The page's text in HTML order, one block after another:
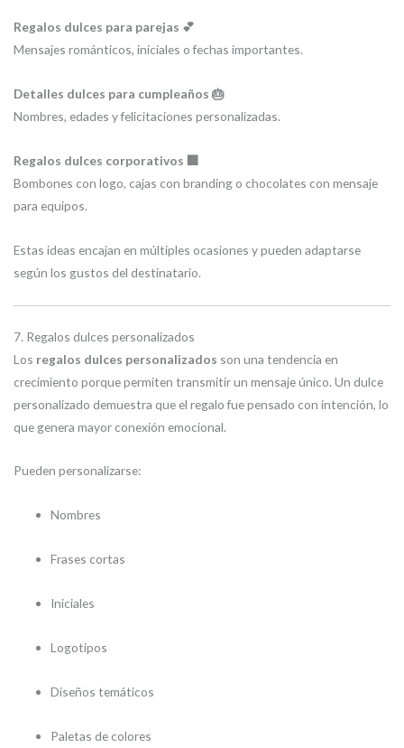
Regalos dulces para parejas 💕
Mensajes románticos, iniciales o fechas importantes.
Detalles dulces para cumpleaños 🎂
Nombres, edades y felicitaciones personalizadas.
Regalos dulces corporativos 🏢
Bombones con logo, cajas con branding o chocolates con mensaje
para equipos.
Estas ideas encajan en múltiples ocasiones y pueden adaptarse
según los gustos del destinatario.
7. Regalos dulces personalizados
Los regalos dulces personalizados son una tendencia en
crecimiento porque permiten transmitir un mensaje único. Un dulce
personalizado demuestra que el regalo fue pensado con intención, lo
que genera mayor conexión emocional.
Pueden personalizarse:
Nombres
Frases cortas
Iniciales
Logotipos
Diseños temáticos
Paletas de colores